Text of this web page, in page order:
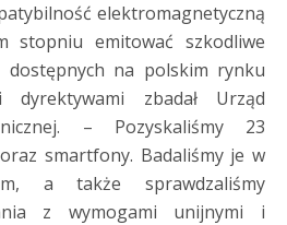
elektromagnetyczną
stopniu emitować szkodliwe
dostępnych na polskim rynku
zbadał Urząd
– Pozyskaliśmy 23
smartfony. Badaliśmy je w
a także sprawdzaliśmy
z wymogami unijnymi i